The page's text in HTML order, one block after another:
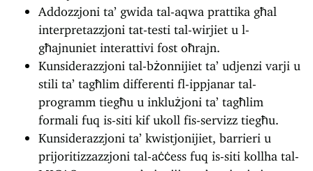
Addozzjoni ta’ gwida tal-aqwa prattika għal
interpretazzjoni tat-testi tal-wirjiet u l-
għajnuniet interattivi fost oħrajn.
Kunsiderazzjoni tal-bżonnijiet ta’ udjenzi varji u
stili ta’ tagħlim differenti fl-ippjanar tal-
programm tiegħu u inklużjoni ta’ tagħlim
formali fuq is-siti kif ukoll fis-servizz tiegħu.
Kunsiderazzjoni ta’ kwistjonijiet, barrieri u
prijoritizzazzjoni tal-aċċess fuq is-siti kollha tal-